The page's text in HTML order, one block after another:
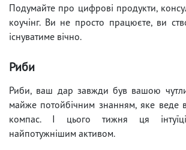
Подумайте про цифрові продукти,
коучінг. Ви не просто працюєте, ви
існуватиме вічно.
Риби
Риби, ваш дар завжди був вашою
майже потойбічним знанням, яке веде
компас. І цього тижня ця
найпотужнішим активом.